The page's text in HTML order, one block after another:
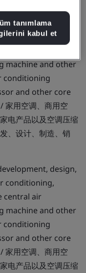
design,
conditioning,
machine and other
conditioning
and other core
用空调、商用空
电产品以及空调压缩
、设计、制造、销
design,
conditioning,
central air
machine and other
conditioning
and other core
用空调、商用空
电产品以及空调压缩
tanımlama
kabul et